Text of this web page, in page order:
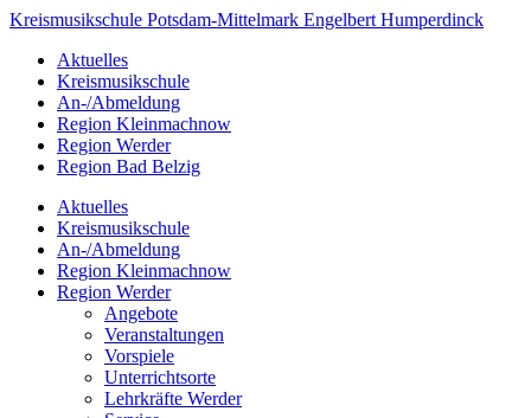
Kreismusikschule Potsdam-Mittelmark Engelbert Humperdinck
Aktuelles
Kreismusikschule
An-/Abmeldung
Region Kleinmachnow
Region Werder
Region Bad Belzig
Aktuelles
Kreismusikschule
An-/Abmeldung
Region Kleinmachnow
Region Werder
Angebote
Veranstaltungen
Vorspiele
Unterrichtsorte
Lehrkräfte Werder